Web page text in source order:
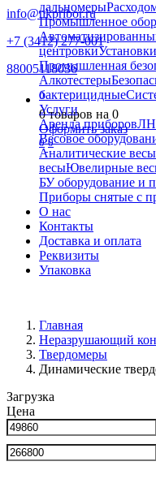
info@nkpribor.ru
+7 (3412) 277-001
88005118036
0
0 товаров на 0
Оформить заказ
0 0
дальномеры
Промышленное
центровки
Промышленная
Алкотестеры
бактерицидные
Услуги
Аренда приборов
Весовое
Аналитические весы
весыЮвелирные
БУ оборудование и
Приборы снятые с
О нас
Контакты
Доставка и оплата
Реквизиты
Упаковка
Главная
Неразрушающий
Твердомеры
Динамические
Загрузка
Цена